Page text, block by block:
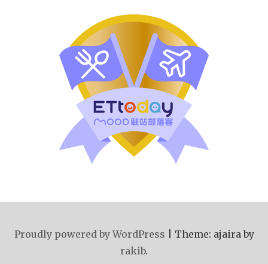
Proudly powered by WordPress
Theme: ajaira by
rakib.